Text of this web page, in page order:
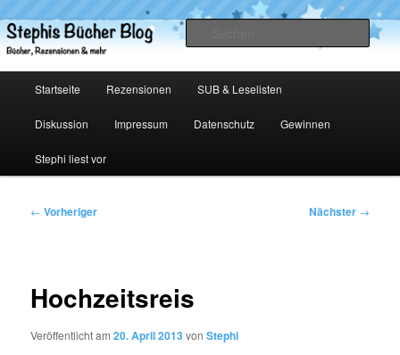
primären
Inhalt
Stephis Bücher Blog
Startseite Rezensionen SUB & Leselisten
Diskussion Impressum Datenschutz Gewinnen
Stephi liest vor
Beitragsnavigation
← Vorheriger Nächster →
Hochzeitsreis
Veröffentlicht am20. April 2013 vonStephi